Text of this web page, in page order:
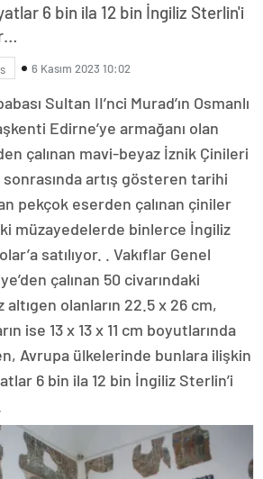
6 bin ila 12 bin İngiliz Sterlin'i
6 Kasım 2023 10:02
Sultan II’nci Murad’ın Osmanlı
Edirne’ye armağanı olan
çalınan mavi-beyaz İznik Çinileri
sonrasında artış gösteren tarihi
pekçok eserden çalınan çiniler
müzayedelerde binlerce İngiliz
satılıyor. . Vakıflar Genel
çalınan 50 civarındaki
olanların 22.5 x 26 cm,
ise 13 x 13 x 11 cm boyutlarında
Avrupa ülkelerinde bunlara ilişkin
6 bin ila 12 bin İngiliz Sterlin’i